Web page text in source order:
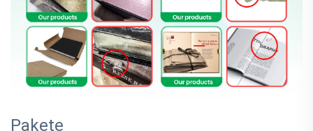
Pakete